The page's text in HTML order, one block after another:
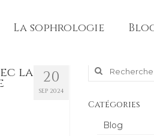
La sophrologie
20
SEP 2024
la Rechercher
Catégories
Blog